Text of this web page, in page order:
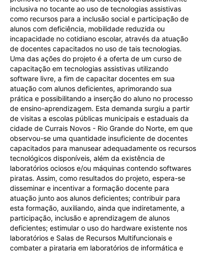
inclusiva no tocante ao uso de tecnologias assistivas
como recursos para a inclusão social e participação de
alunos com deficiência, mobilidade reduzida ou
incapacidade no cotidiano escolar, através da atuação
de docentes capacitados no uso de tais tecnologias.
Uma das ações do projeto é a oferta de um curso de
capacitação em tecnologias assistivas utilizando
software livre, a fim de capacitar docentes em sua
atuação com alunos deficientes, aprimorando sua
prática e possibilitando a inserção do aluno no processo
de ensino-aprendizagem. Esta demanda surgiu a partir
de visitas a escolas públicas municipais e estaduais da
cidade de Currais Novos - Rio Grande do Norte, em que
observou-se uma quantidade insuficiente de docentes
capacitados para manusear adequadamente os recursos
tecnológicos disponíveis, além da existência de
laboratórios ociosos e/ou máquinas contendo softwares
piratas. Assim, como resultados do projeto, espera-se
disseminar e incentivar a formação docente para
atuação junto aos alunos deficientes; contribuir para
esta formação, auxiliando, ainda que indiretamente, a
participação, inclusão e aprendizagem de alunos
deficientes; estimular o uso do hardware existente nos
laboratórios e Salas de Recursos Multifuncionais e
combater a pirataria em laboratórios de informática e